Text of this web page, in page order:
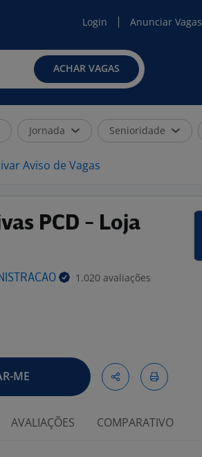
Login Anunciar Vagas
ACHAR VAGAS
Jornada Senioridade
Aviso de Vagas
PCD - Loja
1.020 avaliações
ME
AVALIAÇÕES COMPARATIVO